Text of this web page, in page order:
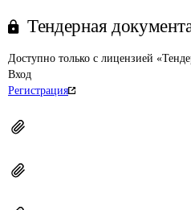
Тендерная
Доступно только с лицензией
Вход
Регистрация